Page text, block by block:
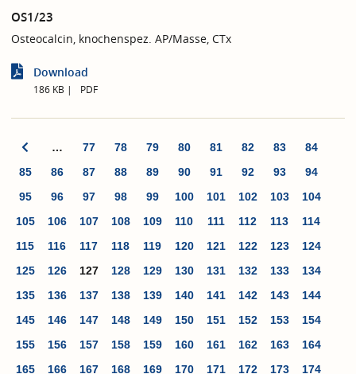
OS1/23
Osteocalcin, knochenspez. AP/Masse, CTx
Download
186 KB PDF
… 77 78 79 80 81 82 83
84
85
86 87 88 89 90 91 92 93
94
95
96 97 98 99 100 101 102 103
104
105
106 107 108 109 110 111 112 113
114
115
116 117 118 119 120 121 122 123
124
125
126 127 128 129 130 131 132 133
134
135
136 137 138 139 140 141 142 143
144
145
146 147 148 149 150 151 152 153
154
155
156 157 158 159 160 161 162 163
164
165
166 167 168 169 170 171 172 173
174